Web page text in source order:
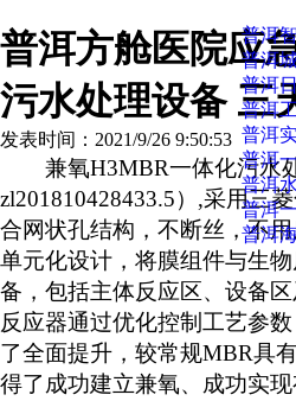
普洱
普洱
普洱
普洱
普洱
普洱
普洱
普洱
普洱
普洱方舱医院应
污水处理设备 三
发表时间：2021/9/26 9:50:53
兼氧H3MBR一体化污水
zl201810428433.5） ,采用三
合网状孔结构，不断丝，不用
单元化设计，将膜组件与生
备，包括主体反应区、设备
反应器通过优化控制工艺参
了全面提升，较常规MBR具
得了成功建立兼氧、成功实